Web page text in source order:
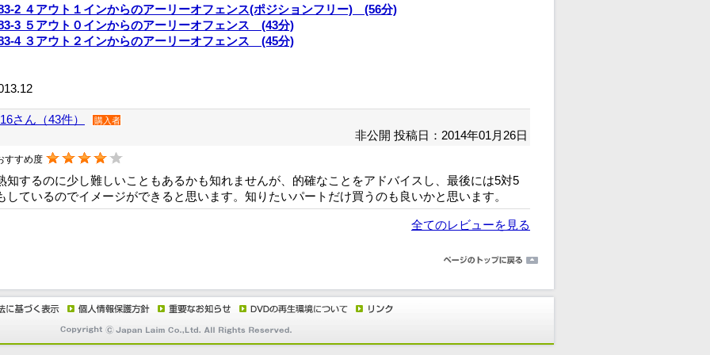
2 ４アウト１インからのアーリーオフェンス(ポジションフリー) (56分)
3 ５アウト０インからのアーリーオフェンス (43分)
4 ３アウト２インからのアーリーオフェンス (45分)
さん（43件） 購入者
非公開 投稿日：2014年01月26日
すすめ度
知するのに少し難しいこともあるかも知れませんが、的確なことをアドバイスし、最後には5対5
しているのでイメージができると思います。知りたいパートだけ買うのも良いかと思います。
全てのレビューを見る